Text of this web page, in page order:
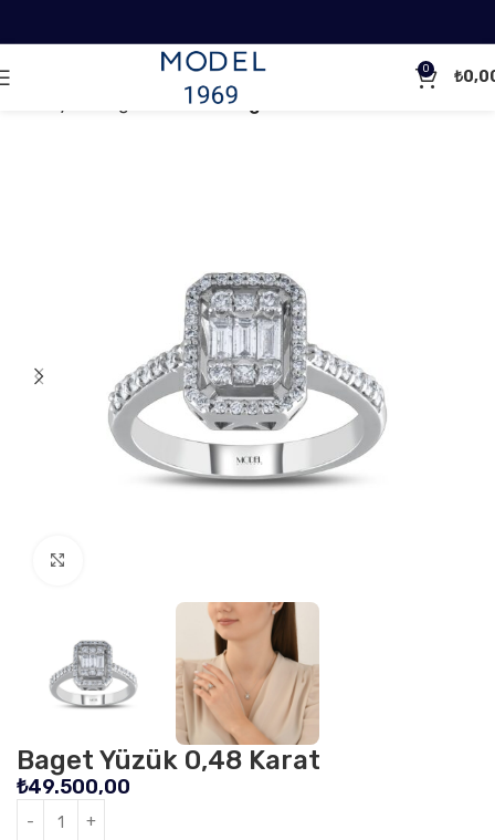
0 ₺
Baget Pırlanta Baget Pırlanta Yüzükler
Baget Yüzük 0,48 Karat
₺49.500,00